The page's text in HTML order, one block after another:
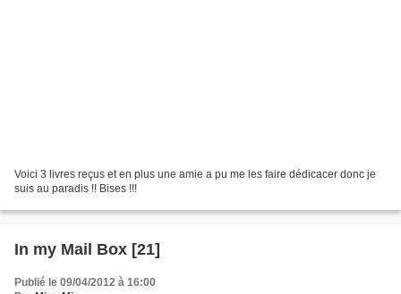
Voici 3 livres reçus et en plus une amie a pu me les faire dédicacer donc je
suis au paradis !! Bises !!!
In my Mail Box [21]
Publié le 09/04/2012 à 16:00